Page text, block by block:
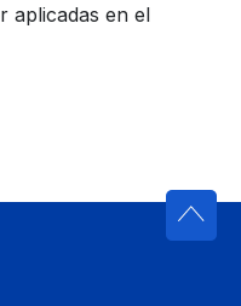
aplicadas en el